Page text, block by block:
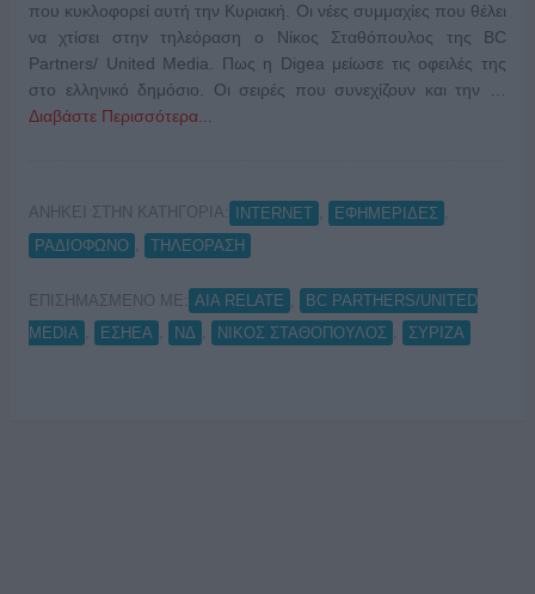
που κυκλοφορεί αυτή την Κυριακή. Οι νέες συμμαχίες που θέλει
να χτίσει στην τηλεόραση ο Νίκος Σταθόπουλος της BC
Partners/ United Media. Πως η Digea μείωσε τις οφειλές της
στο ελληνικό δημόσιο. Οι σειρές που συνεχίζουν και την …
Διαβάστε Περισσότερα...
ΑΝΗΚΕΙ ΣΤΗΝ ΚΑΤΗΓΟΡΙΑ: INTERNET ΕΦΗΜΕΡΙΔΕΣ
ΡΑΔΙΟΦΩΝΟ
ΤΗΛΕΟΡΑΣΗ
ΕΠΙΣΗΜΑΣΜΕΝΟ ΜΕ: AIA RELATE
BC PARTHERS/UNITED
MEDIA
ΕΣΗΕΑ ΝΔ ΝΙΚΟΣ ΣΤΑΘΟΠΟΥΛΟΣ ΣΥΡΙΖΑ